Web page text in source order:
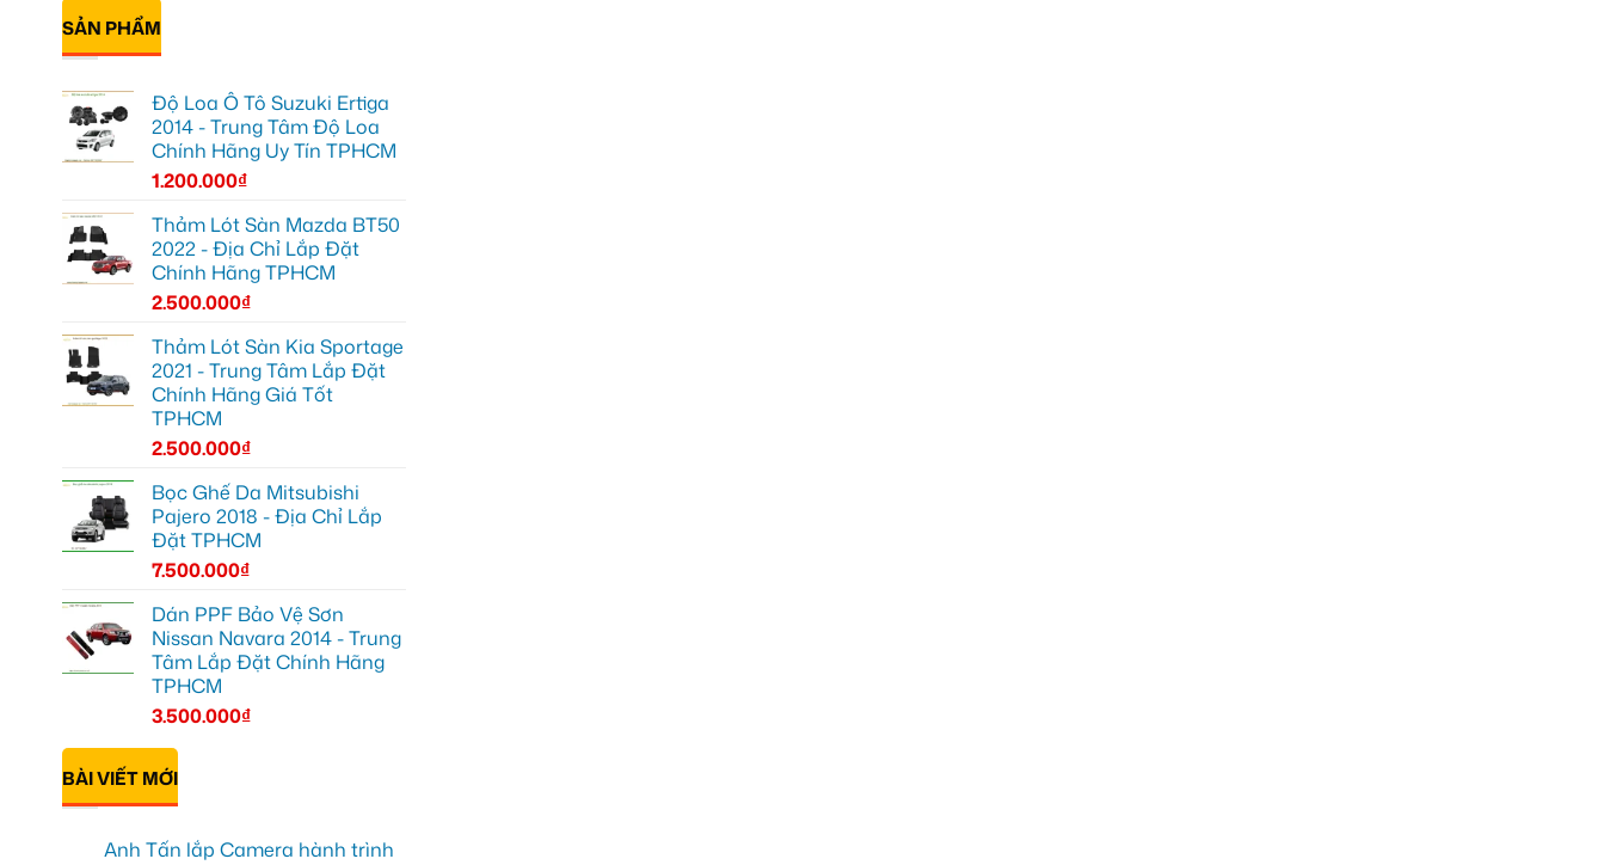
SẢN PHẨM
Độ Loa Ô Tô Suzuki Ertiga
2014 - Trung Tâm Độ Loa
Chính Hãng Uy Tín TPHCM
1.200.000₫
Thảm Lót Sàn Mazda BT50
2022 - Địa Chỉ Lắp Đặt
Chính Hãng TPHCM
2.500.000₫
Thảm Lót Sàn Kia Sportage
2021 - Trung Tâm Lắp Đặt
Chính Hãng Giá Tốt
TPHCM
2.500.000₫
Bọc Ghế Da Mitsubishi
Pajero 2018 - Địa Chỉ Lắp
Đặt TPHCM
7.500.000₫
Dán PPF Bảo Vệ Sơn
Nissan Navara 2014 - Trung
Tâm Lắp Đặt Chính Hãng
TPHCM
3.500.000₫
BÀI VIẾT MỚI
Anh Tấn lắp Camera hành trình